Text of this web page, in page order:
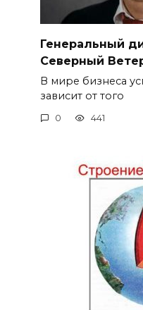
Генеральный
Северный
В мире бизнеса
зависит от того
0 441